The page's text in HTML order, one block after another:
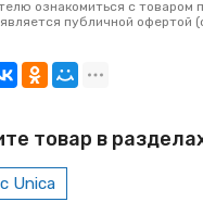
ознакомиться с товаром
публичной офертой
товар в
Unica